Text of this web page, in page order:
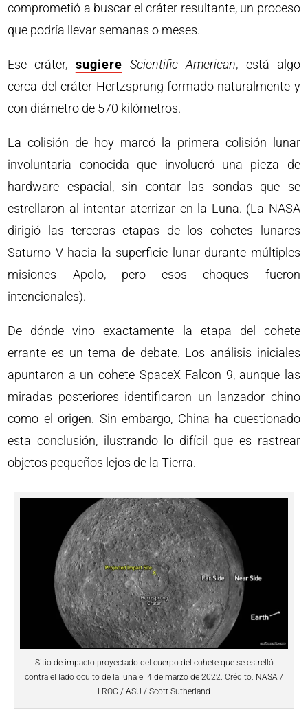
comprometió a buscar el cráter resultante, un proceso
que podría llevar semanas o meses.
Ese cráter, sugiere Scientific American, está algo
cerca del cráter Hertzsprung formado naturalmente y
con diámetro de 570 kilómetros.
La colisión de hoy marcó la primera colisión lunar
involuntaria conocida que involucró una pieza de
hardware espacial, sin contar las sondas que se
estrellaron al intentar aterrizar en la Luna. (La NASA
dirigió las terceras etapas de los cohetes lunares
Saturno V hacia la superficie lunar durante múltiples
misiones Apolo, pero esos choques fueron
intencionales).
De dónde vino exactamente la etapa del cohete
errante es un tema de debate. Los análisis iniciales
apuntaron a un cohete SpaceX Falcon 9, aunque las
miradas posteriores identificaron un lanzador chino
como el origen. Sin embargo, China ha cuestionado
esta conclusión, ilustrando lo difícil que es rastrear
objetos pequeños lejos de la Tierra.
Sitio de impacto proyectado del cuerpo del cohete que se estrelló
contra el lado oculto de la luna el 4 de marzo de 2022. Crédito: NASA /
LROC / ASU / Scott Sutherland